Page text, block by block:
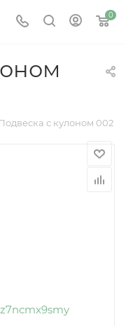
0
с кулоном 002